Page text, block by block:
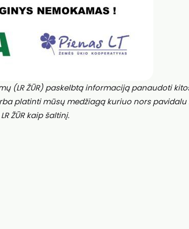
(LR ŽŪR) paskelbtą informaciją panaudoti
platinti mūsų medžiagą kuriuo nors pavidalu
ŽŪR kaip šaltinį.